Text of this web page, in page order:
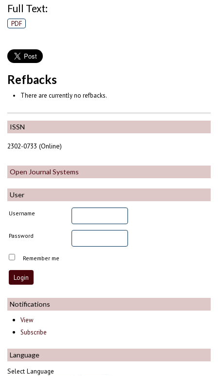
ISSN
2302-0733 (Online)
Open Journal Systems
User
Username
Password
Remember me
Notifications
View
Subscribe
Language
Select Language
Full Text:
PDF
Refbacks
There are currently no refbacks.